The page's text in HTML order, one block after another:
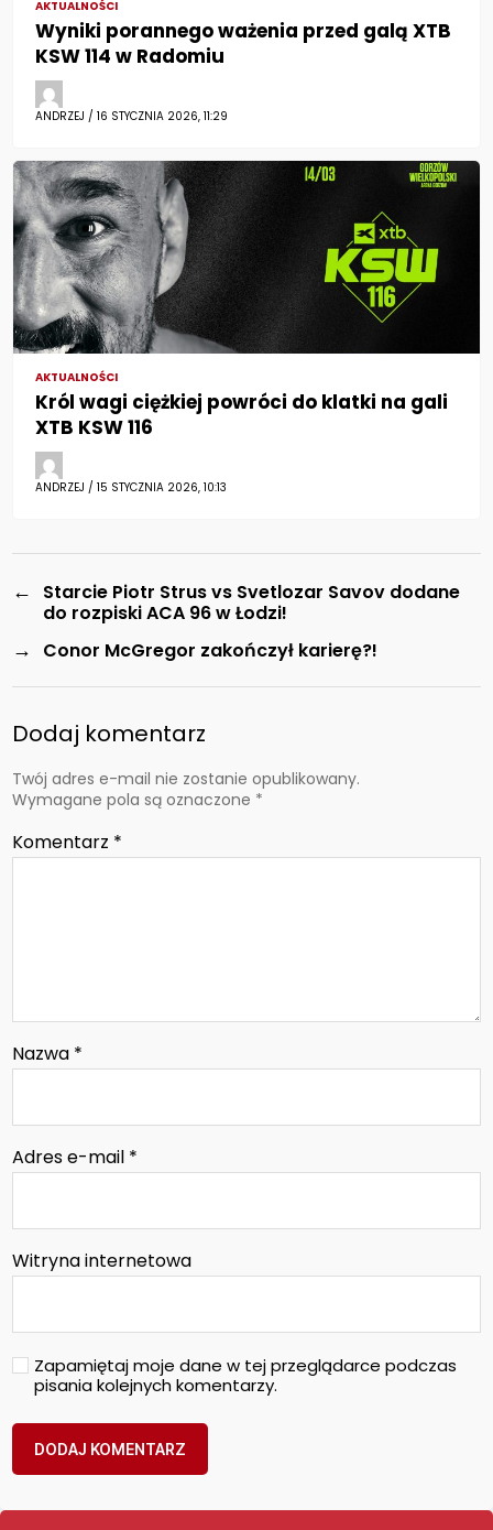
AKTUALNOŚCI
Wyniki porannego ważenia przed galą XTB
KSW 114 w Radomiu
ANDRZEJ / 16 STYCZNIA 2026, 11:29
AKTUALNOŚCI
Król wagi ciężkiej powróci do klatki na gali
XTB KSW 116
ANDRZEJ / 15 STYCZNIA 2026, 10:13
←
Starcie Piotr Strus vs Svetlozar Savov dodane
do rozpiski ACA 96 w Łodzi!
→ Conor McGregor zakończył karierę?!
Dodaj komentarz
Twój adres e-mail nie zostanie opublikowany.
Wymagane pola są oznaczone *
Komentarz *
Nazwa *
Adres e-mail *
Witryna internetowa
Zapamiętaj moje dane w tej przeglądarce podczas
pisania kolejnych komentarzy.